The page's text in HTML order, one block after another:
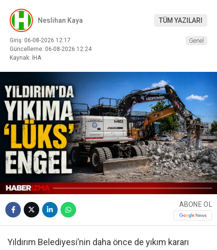
Neslihan Kaya TÜM YAZILARI
Giriş: 06-08-2026 12:17
Güncelleme: 06-08-2026 12:24
Kaynak: İHA
Genel
ABONE OL
Yıldırım Belediyesi’nin daha önce de yıkım kararı